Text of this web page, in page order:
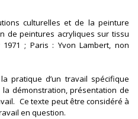
culturelles et de la peinture
de peintures acryliques sur tissu
; Paris : Yvon Lambert, non
pratique d’un travail spécifique
la démonstration, présentation de
Ce texte peut être considéré à
en question.